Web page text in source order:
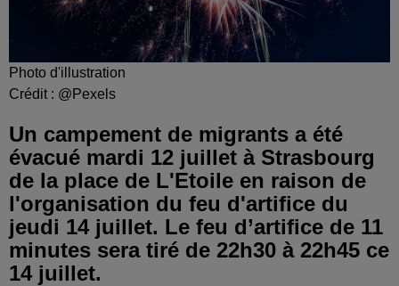
Photo d'illustration
Crédit : @Pexels
Un campement de migrants a été
évacué mardi 12 juillet à Strasbourg
de la place de L'Etoile en raison de
l'organisation du feu d'artifice du
jeudi 14 juillet. Le feu d’artifice de 11
minutes sera tiré de 22h30 à 22h45 ce
14 juillet.